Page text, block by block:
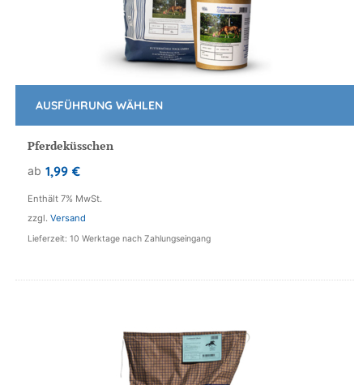
Pferdeküsschen
ab 1,99 €
Enthält 7% MwSt.
zzgl.Versand
Lieferzeit: 10 Werktage nach Zahlungseingang
AUSFÜHRUNG WÄHLEN
Dieses
weist
mehrere
Varianten